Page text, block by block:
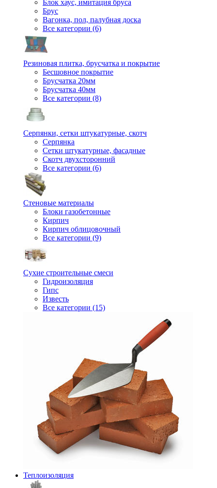
Блок хаус, имитация бруса
Брус
Вагонка, пол, палубная доска
Все категории (6)
Резиновая плитка, брусчатка и покрытие
Бесшовное покрытие
Брусчатка 20мм
Брусчатка 40мм
Все категории (8)
Серпянки, сетки штукатурные, скотч
Серпянка
Сетки штукатурные, фасадные
Скотч двухсторонний
Все категории (6)
Стеновые материалы
Блоки газобетонные
Кирпич
Кирпич облицовочный
Все категории (9)
Сухие строительные смеси
Гидроизоляция
Гипс
Известь
Все категории (15)
Теплоизоляция